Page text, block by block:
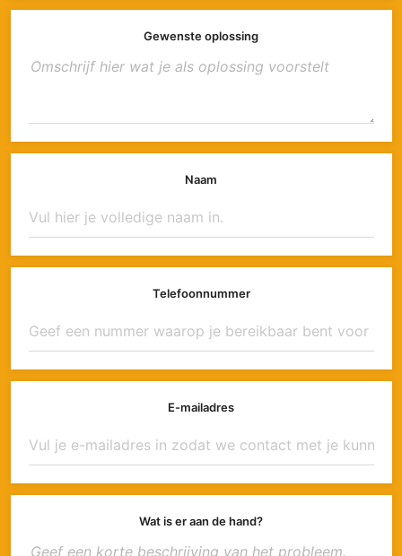
Gewenste oplossing
Naam
Telefoonnummer
E-mailadres
Wat is er aan de hand?